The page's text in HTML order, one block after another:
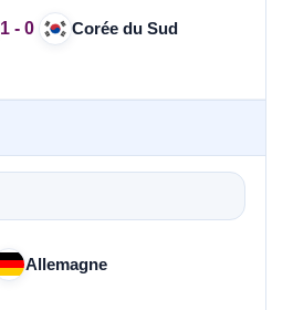
1 - 0 Corée du Sud
Allemagne